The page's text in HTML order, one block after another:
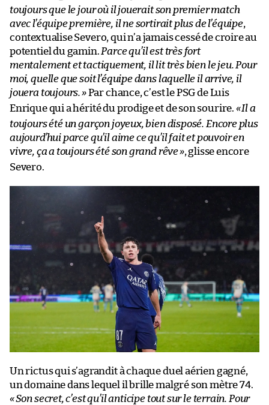
toujours que le jour où il jouerait son premier match
avec l’équipe première, il ne sortirait plus de l’équipe,
contextualise Severo, qui n’a jamais cessé de croire au
potentiel du gamin. Parce qu’il est très fort
mentalement et tactiquement, il lit très bien le jeu. Pour
moi, quelle que soit l’équipe dans laquelle il arrive, il
jouera toujours.»Par chance, c’est le PSG de Luis
Enrique qui a hérité du prodige et de son sourire. «Il a
toujours été un garçon joyeux, bien disposé. Encore plus
aujourd’hui parce qu’il aime ce qu’il fait et pouvoir en
vivre, ça a toujours été son grand rêve», glisse encore
Severo.
Un rictus qui s’agrandit à chaque duel aérien gagné,
un domaine dans lequel il brille malgré son mètre 74.
«Son secret, c’est qu’il anticipe tout sur le terrain. Pour